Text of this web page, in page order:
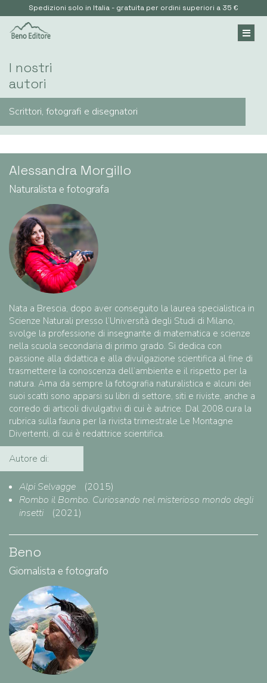
Spedizioni solo in Italia - gratuita per ordini superiori a 35 €
I nostri
autori
Scrittori, fotografi e disegnatori
Alessandra Morgillo
Naturalista e fotografa
Nata a Brescia, dopo aver conseguito la laurea specialistica in
Scienze Naturali presso l’Università degli Studi di Milano,
svolge la professione di insegnante di matematica e scienze
nella scuola secondaria di primo grado. Si dedica con
passione alla didattica e alla divulgazione scientifica al fine di
trasmettere la conoscenza dell’ambiente e il rispetto per la
natura. Ama da sempre la fotografia naturalistica e alcuni dei
suoi scatti sono apparsi su libri di settore, siti e riviste, anche a
corredo di articoli divulgativi di cui è autrice. Dal 2008 cura la
rubrica sulla fauna per la rivista trimestrale Le Montagne
Divertenti, di cui è redattrice scientifica.
Autore di:
Alpi Selvagge
(2015)
Rombo il Bombo. Curiosando nel misterioso mondo degli
insetti
(2021)
Beno
Giornalista e fotografo